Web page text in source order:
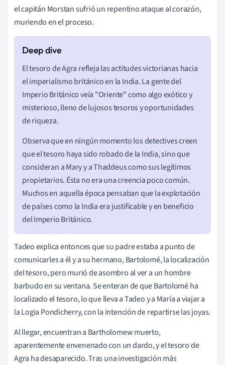
el capitán Morstan sufrió un repentino ataque al corazón,
muriendo en el proceso.
El tesoro de Agra refleja las actitudes victorianas hacia
el imperialismo británico en la India. La gente del
Imperio Británico veía "Oriente" como algo exótico y
misterioso, lleno de lujosos tesoros y oportunidades
de riqueza.
Observa que en ningún momento los detectives creen
que el tesoro haya sido robado de la India, sino que
consideran a Mary y a Thaddeus como sus legítimos
propietarios. Ésta no era una creencia poco común.
Muchos en aquella época pensaban que la explotación
de países como la India era justificable y en beneficio
del Imperio Británico.
Tadeo explica entonces que su padre estaba a punto de
comunicarles a él y a su hermano, Bartolomé, la localización
del tesoro, pero murió de asombro al ver a un hombre
barbudo en su ventana. Se enteran de que Bartolomé ha
localizado el tesoro, lo que lleva a Tadeo y a María a viajar a
la Logia Pondicherry, con la intención de repartirse las joyas.
Al llegar, encuentran a Bartholomew muerto,
aparentemente envenenado con un dardo, y el tesoro de
Agra ha desaparecido. Tras una investigación más